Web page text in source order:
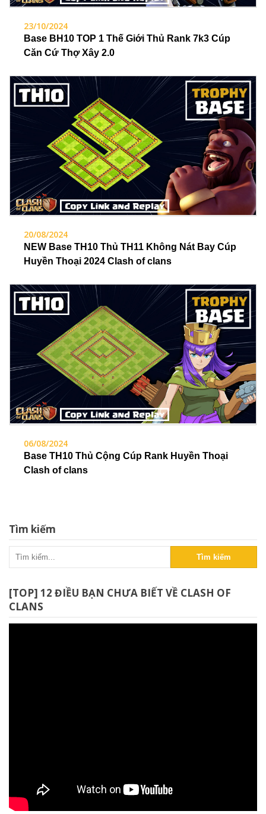
23/10/2024
Base BH10 TOP 1 Thế Giới Thủ Rank 7k3 Cúp
Căn Cứ Thợ Xây 2.0
20/08/2024
NEW Base TH10 Thủ TH11 Không Nát Bay Cúp
Huyền Thoại 2024 Clash of clans
06/08/2024
Base TH10 Thủ Cộng Cúp Rank Huyền Thoại
Clash of clans
Tìm kiếm
Tìm kiếm
[TOP] 12 ĐIỀU BẠN CHƯA BIẾT VỀ CLASH OF
CLANS